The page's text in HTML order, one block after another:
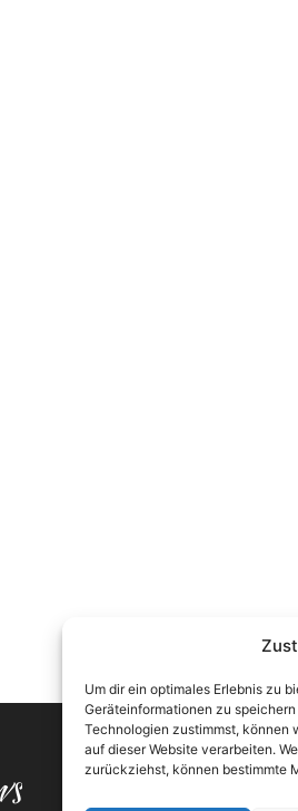
Um dir ein optimales Erlebnis zu
Geräteinformationen zu
Technologien zustimmst, können
auf dieser Website verarbeiten.
zurückziehst, können bestimmte